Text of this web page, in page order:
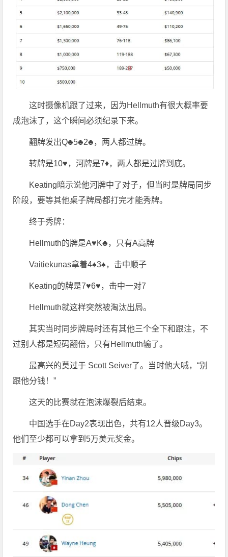
这时摄像机跟了过来，因为Hellmuth有很大概率要
成泡沫了，这个瞬间必须纪录下来。
翻牌发出Q♣5♣2♣，两人都过牌。
转牌是10♥，河牌是7♦，两人都是过牌到底。
Keating暗示说他河牌中了对子，但当时是牌局同步
阶段，要等其他桌子牌局都打完才能秀牌。
终于秀牌：
Hellmuth的牌是A♥K♣，只有A高牌
Vaitiekunas拿着4♠3♠，击中顺子
Keating的牌是7♥6♥，击中一对7
Hellmuth就这样突然被淘汰出局。
其实当时同步牌局时还有其他三个全下和跟注，不
过别人都是短码翻倍，只有Hellmuth输了。
最高兴的莫过于 Scott Seiver了。当时他大喊，“别
跟他分钱！”
这天的比赛就在泡沫爆裂后结束。
中国选手在Day2表现出色，共有12人晋级Day3。
他们至少都可以拿到5万美元奖金。